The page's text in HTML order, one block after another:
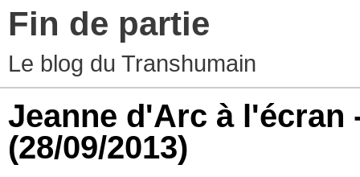
Fin de partie
Le blog du Transhumain
Jeanne d'Arc à l'écran
(28/09/2013)